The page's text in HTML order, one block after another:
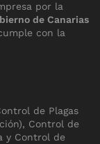
por la
de Canarias
con la
de Plagas
Control de
y Control de